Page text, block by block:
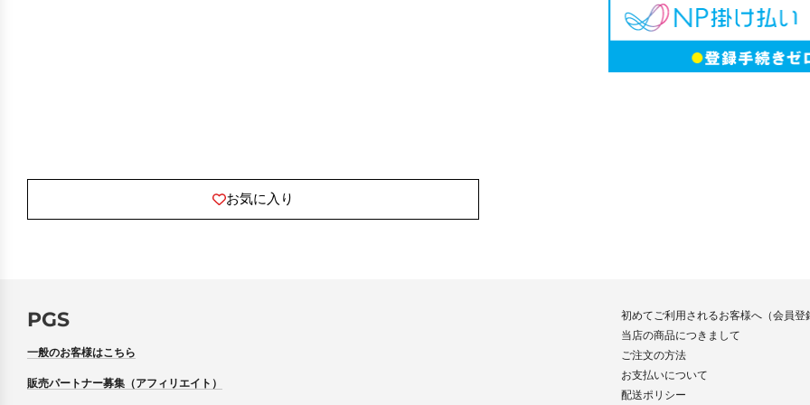
お気に入り
PGS
一般のお客様はこちら
販売パートナー募集（アフィリエイト）
初めてご利用されるお客様へ（会員登
当店の商品につきまして
ご注文の方法
お支払いについて
配送ポリシー